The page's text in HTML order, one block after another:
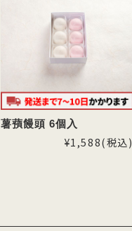
薯蕷饅頭 6個入
¥1,588(税込)